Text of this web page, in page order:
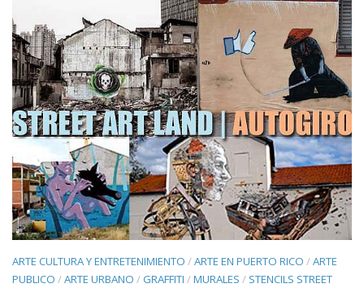
ARTE CULTURA Y ENTRETENIMIENTO /ARTE EN PUERTO RICO /ARTE
PUBLICO /ARTE URBANO / GRAFFITI /MURALES / STENCILS STREET